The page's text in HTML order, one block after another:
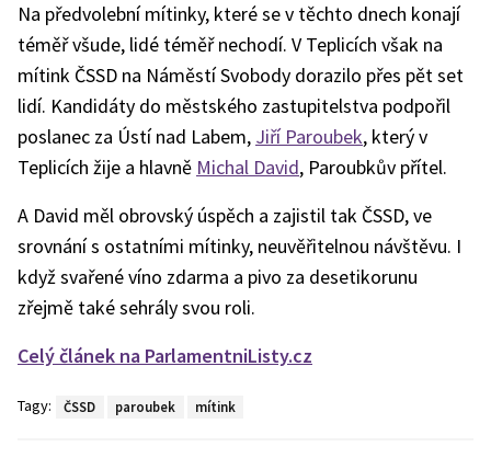
Na předvolební mítinky, které se v těchto dnech konají
téměř všude, lidé téměř nechodí. V Teplicích však na
mítink ČSSD na Náměstí Svobody dorazilo přes pět set
lidí. Kandidáty do městského zastupitelstva podpořil
poslanec za Ústí nad Labem, Jiří Paroubek, který v
Teplicích žije a hlavně Michal David, Paroubkův přítel.
A David měl obrovský úspěch a zajistil tak ČSSD, ve
srovnání s ostatními mítinky, neuvěřitelnou návštěvu. I
když svařené víno zdarma a pivo za desetikorunu
zřejmě také sehrály svou roli.
Celý článek na ParlamentniListy.cz
Tagy: ČSSD paroubek mítink